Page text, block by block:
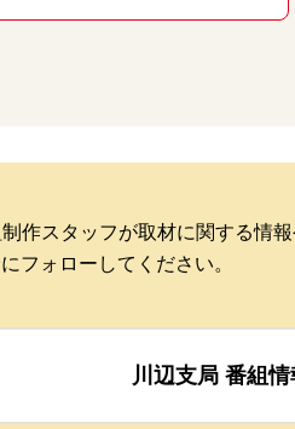
作スタッフが取材に関する情
フォローしてください。
川辺支局 番組